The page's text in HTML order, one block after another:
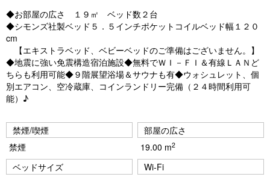
s
◆お部屋の広さ １９㎡ ベッド数２台
◆シモンズ社製ベッド５．５インチポケットコイルベッド幅１２０
cm
【エキストラベッド、ベビーベッドのご準備はございません。】
◆地震に強い免震構造宿泊施設◆無料でＷＩ－ＦＩ＆有線ＬＡＮど
ちらも利用可能◆９階展望浴場＆サウナも有◆ウォシュレット、個
別エアコン、空冷蔵庫、コインランドリー完備（２４時間利用可
能）♪
禁煙/喫煙
禁煙
部屋の広さ
19.00 m2
ベッドサイズ
Wi-Fi